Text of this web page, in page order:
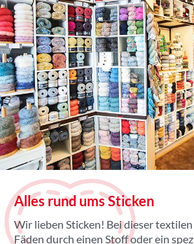
Alles rund ums Sticken
Wir lieben Sticken! Bei dieser
Fäden durch einen Stoff oder ein